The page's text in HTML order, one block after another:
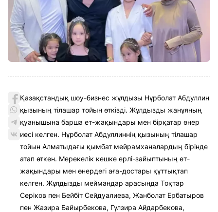
Қазақстандық шоу-бизнес жұлдызы Нұрболат Абдуллин
қызының тілашар тойын өткізді. Жұлдызды жанұяның
қуанышына барша ет-жақындары мен бірқатар өнер
иесі келген. Нұрболат Абдуллиннің қызының тілашар
тойын Алматыдағы қымбат мейрамханалардың бірінде
атап өткен. Мерекелік кешке ерлі-зайыптының ет-
жақындары мен өнердегі аға-достары құттықтап
келген. Жұлдызды меймандар арасында Тоқтар
Серіков пен Бейбіт Сейдуалиева, Жанболат Ербатыров
пен Жазира Байырбекова, Гүлзира Айдарбекова,